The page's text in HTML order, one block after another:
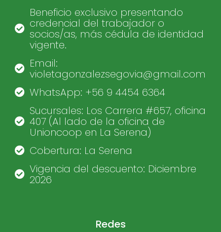
Beneficio exclusivo presentando
credencial del trabajador o
socios/as, más cédula de identidad
vigente.
Email:
violetagonzalezsegovia@gmail.com
WhatsApp: +56 9 4454 6364
Sucursales: Los Carrera #657, oficina
407 (Al lado de la oficina de
Unioncoop en La Serena)
Cobertura: La Serena
Vigencia del descuento: Diciembre
2026
Redes